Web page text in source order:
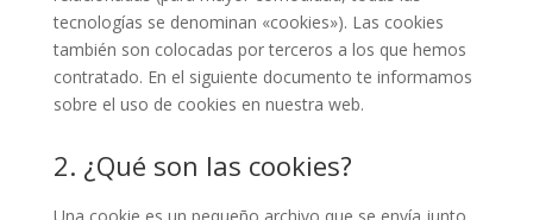
tecnologías se denominan «cookies»). Las cookies
también son colocadas por terceros a los que hemos
contratado. En el siguiente documento te informamos
sobre el uso de cookies en nuestra web.
2. ¿Qué son las cookies?